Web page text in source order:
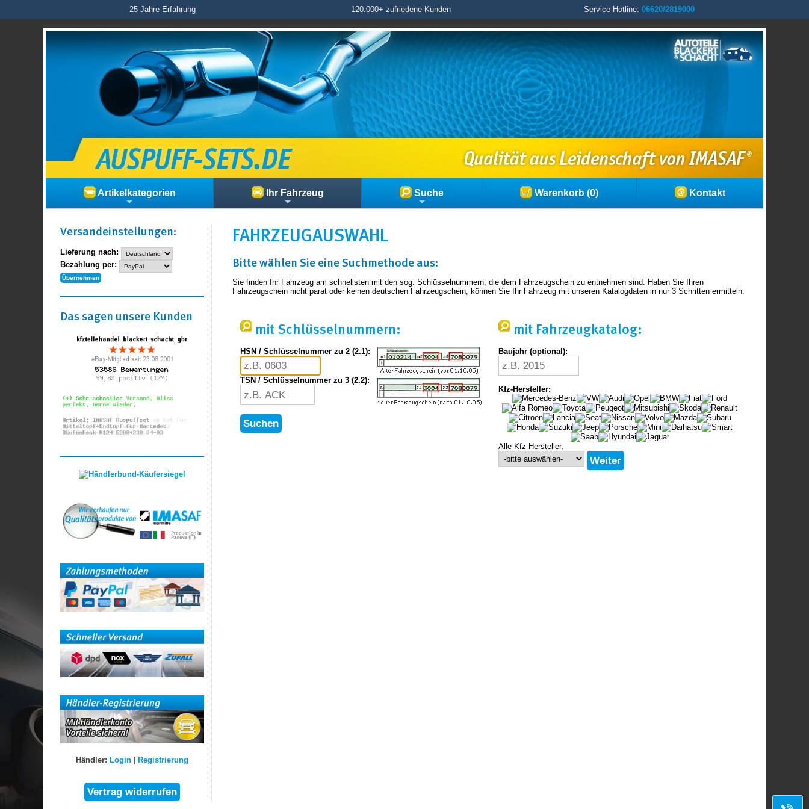
25 Jahre Erfahrung 120.000+ zufriedene Kunden Service-Hotline: 06620/2819000
Artikelkategorien Ihr Fahrzeug Suche Warenkorb (0) Kontakt
FAHRZEUG­AUSWAHL
Bitte wählen Sie eine Suchmethode aus:
Sie finden Ihr Fahrzeug am schnellsten mit den sog. Schlüsselnummern, die dem Fahrzeugschein zu entnehmen sind. Haben Sie Ihren
Fahrzeugschein nicht parat oder keinen deutschen Fahrzeugschein, können Sie Ihr Fahrzeug mit unseren Katalogdaten in nur 3 Schritten ermitteln.
mit Schlüsselnummern:
HSN / Schlüsselnummer zu 2 (2.1):
TSN / Schlüsselnummer zu 3 (2.2):
mit Fahrzeugkatalog:
Baujahr (optional):
Kfz-Hersteller:
Alle Kfz-Hersteller:
Versand­einstellungen:
Lieferung nach:
Bezahlung per:
Das sagen unsere Kunden
Händler: Login| Registrierung